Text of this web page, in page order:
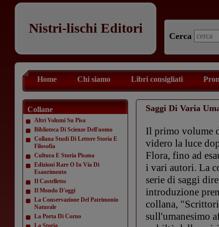
Nistri-lischi Editori
Cerca
Home Chi siamo Libri consigliati
Collane
Altri Volumi Su Pisa
Biblioteca Di Scienze Dell'uomo
Collana Studi Di Lettere Storia E
Filosofia
Cultura E Storia Pisana
Edizioni Rare O In Via Di
Esaurimento
Il Castelletto
Il Mondo D'oggi
La Conservazione Del Patrimonio
Naturale
La Porta Di Corno
La Storia
Saggi Di Varia
Il primo volume
videro la luce
Flora, fino ad
i vari autori. La
serie di saggi
introduzione
collana,
sull'umanesimo